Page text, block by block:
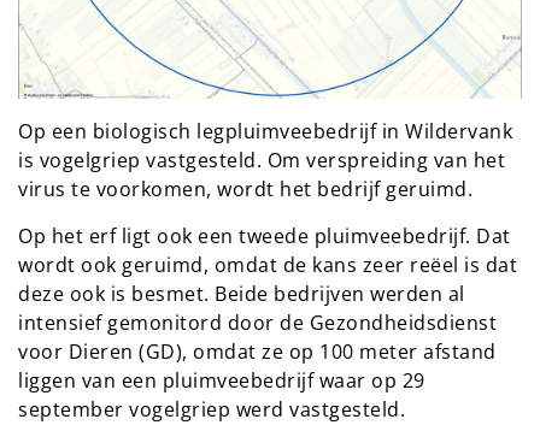
Op een biologisch legpluimveebedrijf in Wildervank
is vogelgriep vastgesteld. Om verspreiding van het
virus te voorkomen, wordt het bedrijf geruimd.
Op het erf ligt ook een tweede pluimveebedrijf. Dat
wordt ook geruimd, omdat de kans zeer reëel is dat
deze ook is besmet. Beide bedrijven werden al
intensief gemonitord door de Gezondheidsdienst
voor Dieren (GD), omdat ze op 100 meter afstand
liggen van een pluimveebedrijf waar op 29
september vogelgriep werd vastgesteld.